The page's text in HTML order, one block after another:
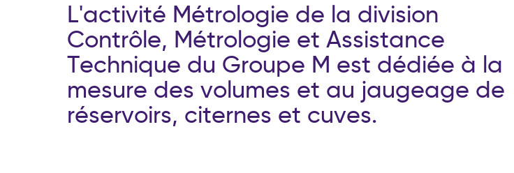
L'activité Métrologie de la division
Contrôle, Métrologie et Assistance
Technique du Groupe M est dédiée à la
mesure des volumes et au jaugeage de
réservoirs, citernes et cuves.